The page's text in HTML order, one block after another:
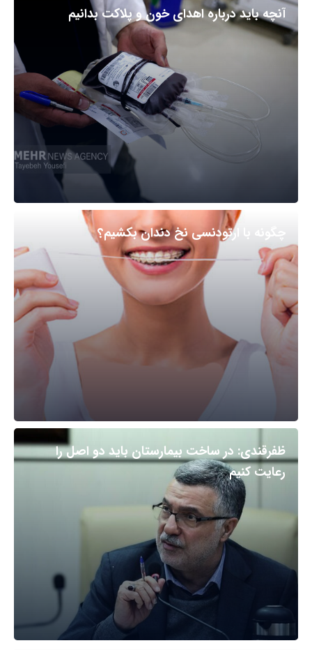
آنچه باید درباره اهدای خون و پلاکت بدانیم
چگونه با ارتودنسی نخ دندان بکشیم؟
ظفرقندی: در ساخت بیمارستان باید دو اصل را
رعایت کنیم